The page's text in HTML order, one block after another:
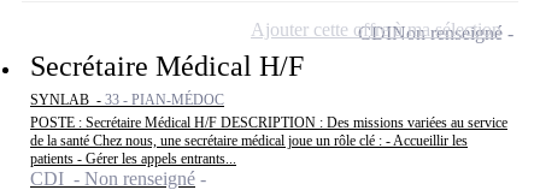
Secrétaire Médical H/F
SYNLAB - 33 - PIAN-MÉDOC
POSTE : Secrétaire Médical H/F DESCRIPTION : Des missions variées au service
de la santé Chez nous, une secrétaire médical joue un rôle clé : - Accueillir les
patients - Gérer les appels entrants...
CDI - Non renseigné
CDINon renseigné
Ajouter cette offre à ma sélection